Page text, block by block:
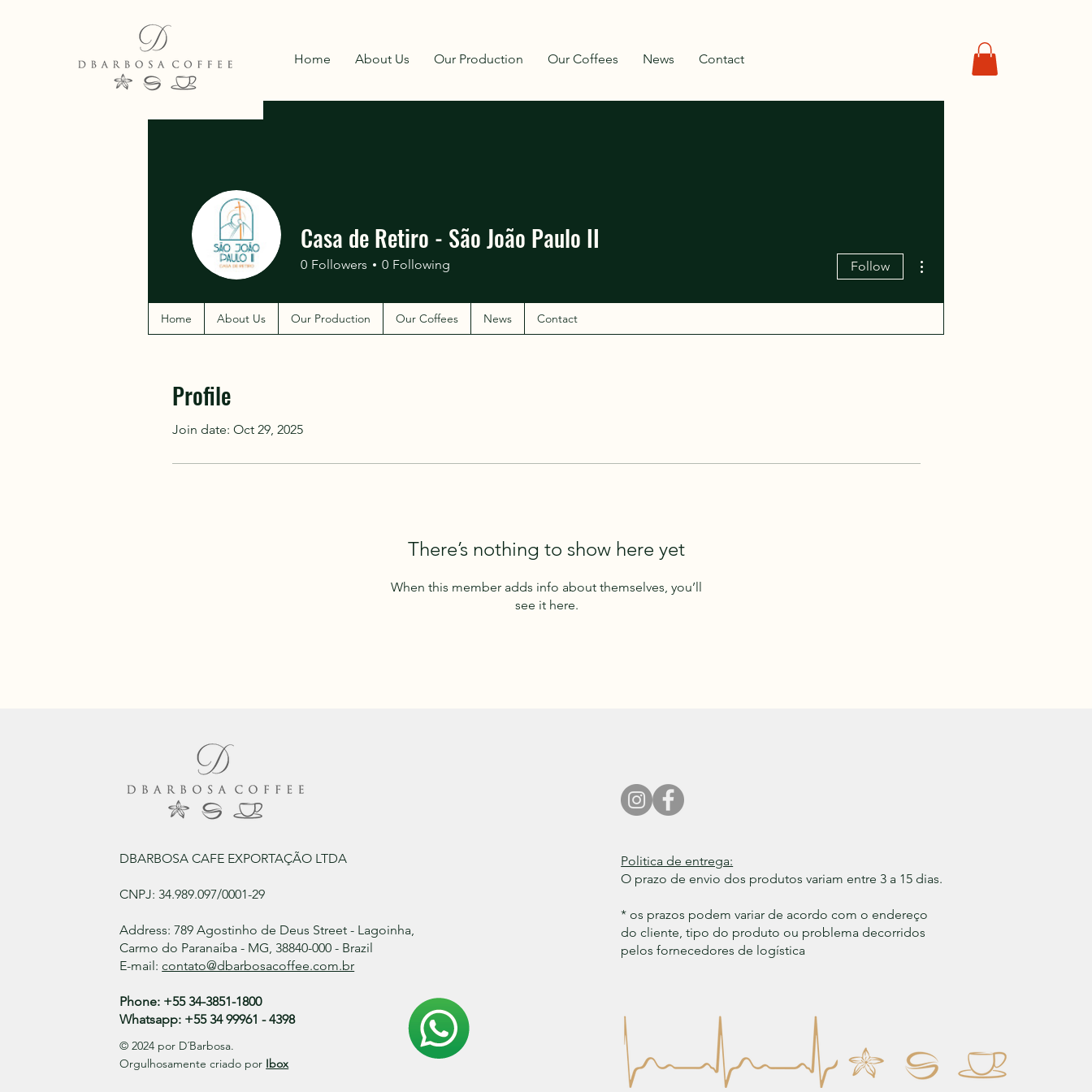
Home About Us Our Production Our Coffees News Contact
Profile
Join date: Oct 29, 2025
There’s nothing to show here yet
When this member adds info about themselves, you’ll
see it here.
Casa de Retiro - São João Paulo II
0 Followers 0 Following Follow
Home About Us Our Production Our Coffees News Contact
DBARBOSA CAFE EXPORTAÇÃO LTDA
CNPJ: 34.989.097/0001-29
Address: 789 Agostinho de Deus Street - Lagoinha,
Carmo do Paranaíba - MG, 38840-000 - Brazil
E-mail:contato@dbarbosacoffee.com.br
Phone: +55 34-3851-1800
Whatsapp: +55 34 99961 - 4398
© 2024 por D´Barbosa.
Orgulhosamente criado por Ibox
Politica de entrega:
O prazo de envio dos produtos variam entre 3 a 15 dias.
* os prazos podem variar de acordo com o endereço
do cliente, tipo do produto ou problema decorridos
pelos fornecedores de logística